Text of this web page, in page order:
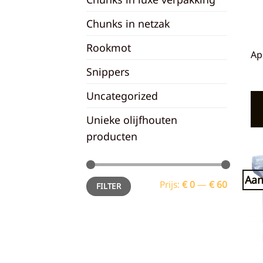
Chunks in netzak
Rookmot
Snippers
Uncategorized
Unieke olijfhouten
producten
Min.
prijs
Max.
prijsFILTER Prijs: € 0— € 60